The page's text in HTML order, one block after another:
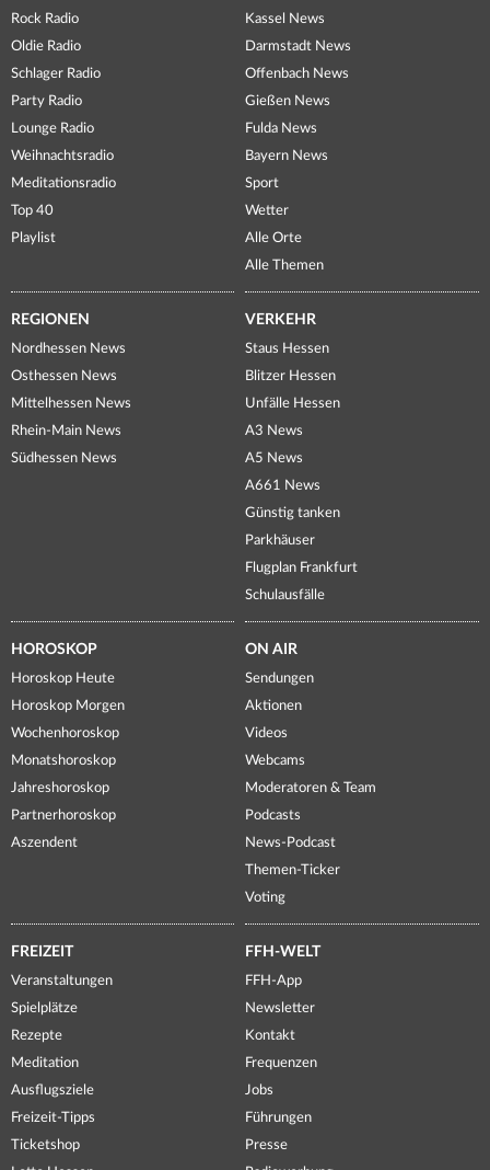
Rock Radio
Oldie Radio
Schlager Radio
Party Radio
Lounge Radio
Weihnachtsradio
Meditationsradio
Top 40
Playlist
Kassel News
Darmstadt News
Offenbach News
Gießen News
Fulda News
Bayern News
Sport
Wetter
Alle Orte
Alle Themen
REGIONEN
Nordhessen News
Osthessen News
Mittelhessen News
Rhein-Main News
Südhessen News
VERKEHR
Staus Hessen
Blitzer Hessen
Unfälle Hessen
A3 News
A5 News
A661 News
Günstig tanken
Parkhäuser
Flugplan Frankfurt
Schulausfälle
HOROSKOP
Horoskop Heute
Horoskop Morgen
Wochenhoroskop
Monatshoroskop
Jahreshoroskop
Partnerhoroskop
Aszendent
ON AIR
Sendungen
Aktionen
Videos
Webcams
Moderatoren & Team
Podcasts
News-Podcast
Themen-Ticker
Voting
FREIZEIT
Veranstaltungen
Spielplätze
Rezepte
Meditation
Ausflugsziele
Freizeit-Tipps
Ticketshop
FFH-WELT
FFH-App
Newsletter
Kontakt
Frequenzen
Jobs
Führungen
Presse